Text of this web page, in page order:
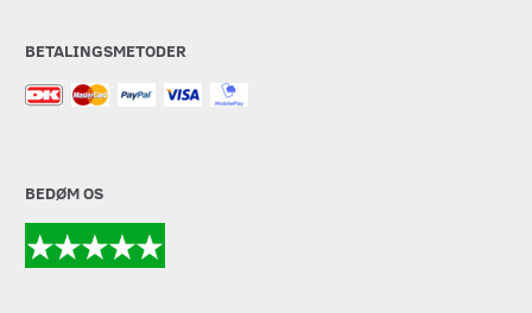
BETALINGSMETODER
BEDØM OS